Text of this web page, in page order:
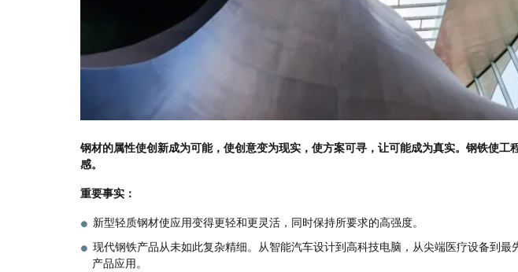
钢材的属性使创新成为可能，使创意变为现实，使方案可寻，让可能成为真实。钢铁使工
感。
重要事实：
新型轻质钢材使应用变得更轻和更灵活，同时保持所要求的高强度。
现代钢铁产品从未如此复杂精细。从智能汽车设计到高科技电脑，从尖端医疗设备到最
产品应用。